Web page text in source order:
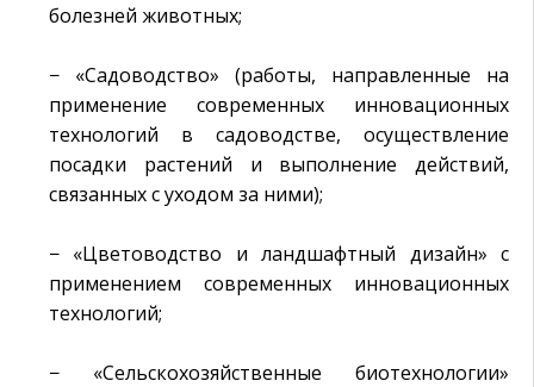
болезней животных;
− «Садоводство» (работы, направленные на
применение современных инновационных
технологий в садоводстве, осуществление
посадки растений и выполнение действий,
связанных с уходом за ними);
− «Цветоводство и ландшафтный дизайн» с
применением современных инновационных
технологий;
− «Сельскохозяйственные биотехнологии»